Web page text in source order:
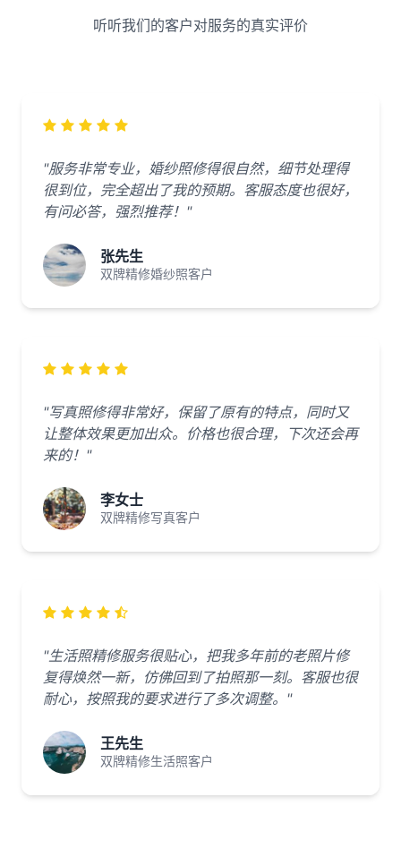
听听我们的客户对服务的真实评价
"服务非常专业，婚纱照修得很自然，细节处理得
很到位，完全超出了我的预期。客服态度也很好，
有问必答，强烈推荐！"
张先生
双牌精修婚纱照客户
"写真照修得非常好，保留了原有的特点，同时又
让整体效果更加出众。价格也很合理，下次还会再
来的！"
李女士
双牌精修写真客户
"生活照精修服务很贴心，把我多年前的老照片修
复得焕然一新，仿佛回到了拍照那一刻。客服也很
耐心，按照我的要求进行了多次调整。"
王先生
双牌精修生活照客户